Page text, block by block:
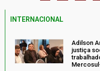
INTERNACIONAL
Adilson
justiça